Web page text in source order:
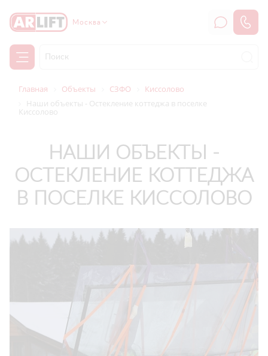
Москва
Главная Объекты СЗФО
Киссолово
Наши объекты - Остекление коттеджа в поселке
Киссолово
НАШИ ОБЪЕКТЫ -
ОСТЕКЛЕНИЕ КОТТЕДЖА
В ПОСЕЛКЕ КИССОЛОВО